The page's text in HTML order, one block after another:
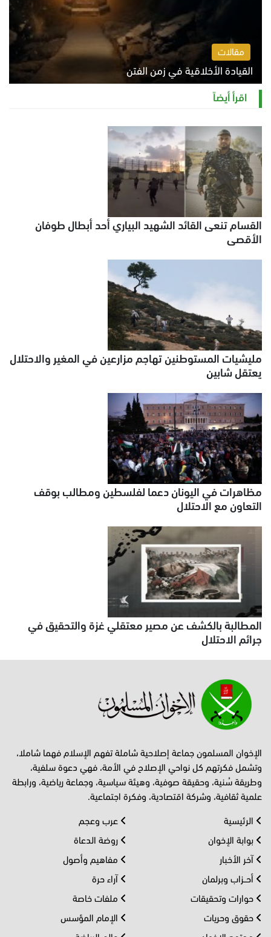
مقالات
القيادة الأخلاقية في زمن الفتن
الاثنين 10 أغسطس 2026 11:31 ص
اقرأ أيضاً
القسام تنعى القائد الشهيد البياري أحد أبطال طوفان
الأقصى
مليشيات المستوطنين تهاجم مزارعين في المغير والاحتلال
يعتقل شابين
مظاهرات في اليونان دعما لفلسطين ومطالب بوقف
التعاون مع الاحتلال
المطالبة بالكشف عن مصير معتقلي غزة والتحقيق في
جرائم الاحتلال
الإخوان المسلمون جماعة إصلاحية شاملة تفهم الإسلام فهما شاملا،
وتشمل فكرتهم كل نواحي الإصلاح في الأمة، فهي دعوة سلفية،
وطريقة سُنية، وحقيقة صوفية، وهيئة سياسية، وجماعة رياضية، ورابطة
علمية ثقافية، وشركة اقتصادية، وفكرة اجتماعية.
الرئيسية
بوابة الإخوان
آخر الأخبار
أحــزاب وبرلمان
حوارات وتحقيقات
حقوق وحريات
عرب وعجم
روضة الدعاة
مفاهيم وأصول
آراء حرة
ملفات خاصة
الإمام المؤسس